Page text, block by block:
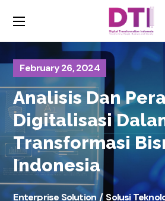
February 26, 2024
Analisis Dan
Digitalisasi
Transformasi
Indonesia
Enterprise Solution
Solusi